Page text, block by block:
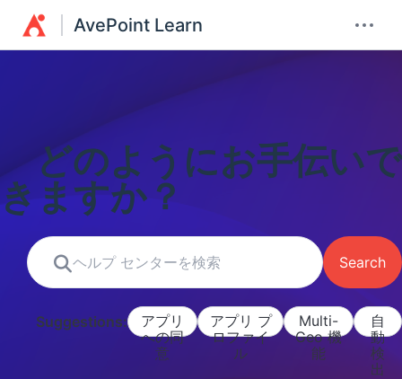
AvePoint Learn
どのようにお手伝いで
きますか？
Search
Suggestions:
アプリ
への同
意
アプリ プ
ロファイ
ル
Multi-
Geo 機
能
自
動
検
出